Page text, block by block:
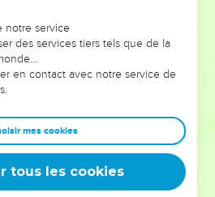
on voit moins les doutes, les erreurs
ont traversés, alors même que ce
qui les ont façonnés.
entrepreneurs, et responsables
de sagesse afin que leurs erreurs
Que vous guidiez un ministère, une
famille, leur expérience est faite
notre service
des services tiers tels que de la
en contact avec notre service de
mes cookies
tous les cookies